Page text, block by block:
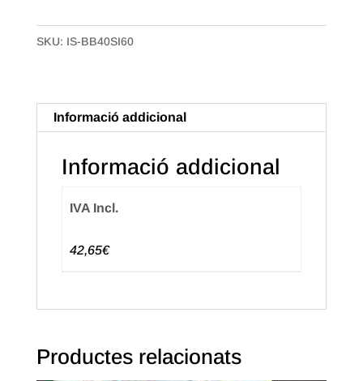
Paper
cel·lulosa
62cm
8Kgs.
SKU: IS-BB40SI60
Informació addicional
Informació addicional
IVA Incl.
42,65€
Productes relacionats